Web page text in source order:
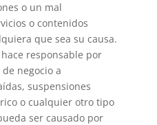
o un mal
o contenidos
que sea su causa.
responsable por
negocio a
suspensiones
o cualquier otro tipo
ser causado por